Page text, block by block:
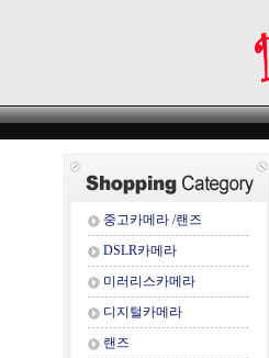
중고카메라 /랜즈
DSLR카메라
미러리스카메라
디지털카메라
랜즈